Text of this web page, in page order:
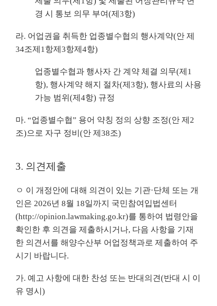
경 시 통보 의무 부여(제3항)
라. 어업권을 취득한 업종별수협의 행사계약(안 제
34조제1항제3항제4항)
업종별수협과 행사자 간 계약 체결 의무(제1
항), 행사계약 해지 절차(제3항), 행사료의 사용
가능 범위(제4항) 규정
마. “업종별수협” 용어 약칭 정의 상향 조정(안 제2
조)으로 자구 정비(안 제38조)
3. 의견제출
ㅇ 이 개정안에 대해 의견이 있는 기관·단체 또는 개
인은 2026년 8월 18일까지 국민참여입법센터
(http://opinion.lawmaking.go.kr)를 통하여 법령안을
확인한 후 의견을 제출하시거나, 다음 사항을 기재
한 의견서를 해양수산부 어업정책과로 제출하여 주
시기 바랍니다.
가. 예고 사항에 대한 찬성 또는 반대의견(반대 시 이
유 명시)